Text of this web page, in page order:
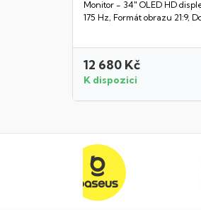
Monitor - 34" OLED HD
175 Hz, Formát obrazu 21:9,
12 680 Kč
K dispozici